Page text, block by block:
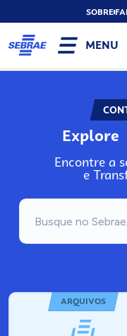
SOBRE
MENU
Explore
Encontre a
e
ARQUIVOS